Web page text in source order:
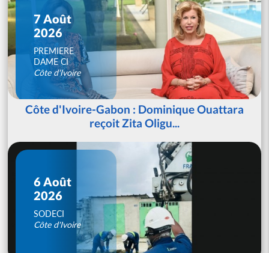
7 Août
2026
PREMIERE
DAME CI
Côte d'Ivoire
Côte d'Ivoire-Gabon : Dominique Ouattara
reçoit Zita Oligu...
6 Août
2026
SODECI
Côte d'Ivoire